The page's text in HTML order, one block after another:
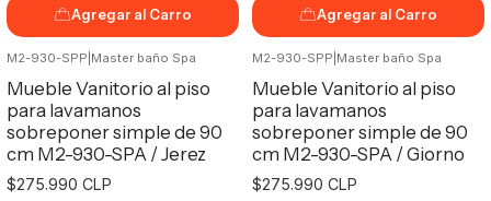
Agregar al Carro Agregar al Carro
M2-930-SPP Master baño Spa
Mueble Vanitorio al piso
para lavamanos
sobreponer simple de 90
cm M2-930-SPA / Jerez
$275.990 CLP
M2-930-SPP Master baño Spa
Mueble Vanitorio al piso
para lavamanos
sobreponer simple de 90
cm M2-930-SPA / Giorno
$275.990 CLP